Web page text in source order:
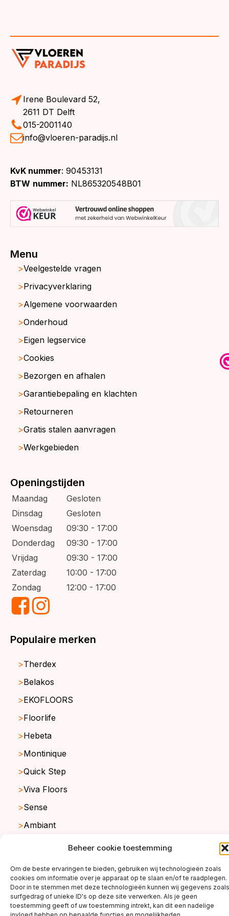
Beheer cookie toestemming
Om de beste ervaringen te bieden, gebruiken wij technologieën zoals
cookies om informatie over je apparaat op te slaan en/of te raadplegen.
Door in te stemmen met deze technologieën kunnen wij gegevens zoals
surfgedrag of unieke ID's op deze site verwerken. Als je geen
toestemming geeft of uw toestemming intrekt, kan dit een nadelige
Irene Boulevard 52,
2611 DT Delft
015-2001140
info@vloeren-paradijs.nl
KvK nummer: 90453131
BTW nummer: NL865320548B01
Menu
Veelgestelde vragen
Privacyverklaring
Algemene voorwaarden
Onderhoud
Eigen legservice
Cookies
Bezorgen en afhalen
Garantiebepaling en klachten
Retourneren
Gratis stalen aanvragen
Werkgebieden
Openingstijden
Maandag
Gesloten
Dinsdag
Gesloten
Woensdag
09:30 - 17:00
Donderdag
09:30 - 17:00
Vrijdag
09:30 - 17:00
Zaterdag
10:00 - 17:00
Zondag
12:00 - 17:00
Populaire merken
Therdex
Belakos
EKOFLOORS
Floorlife
Hebeta
Montinique
Quick Step
Viva Floors
Sense
Ambiant
copyright ©2026